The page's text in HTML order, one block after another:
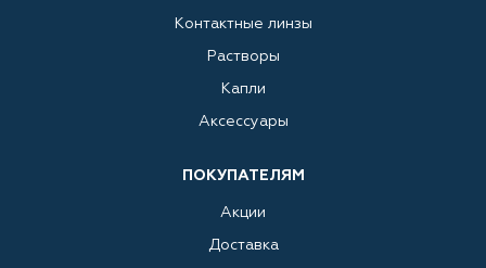
Контактные линзы
Растворы
Капли
Аксессуары
ПОКУПАТЕЛЯМ
Акции
Доставка